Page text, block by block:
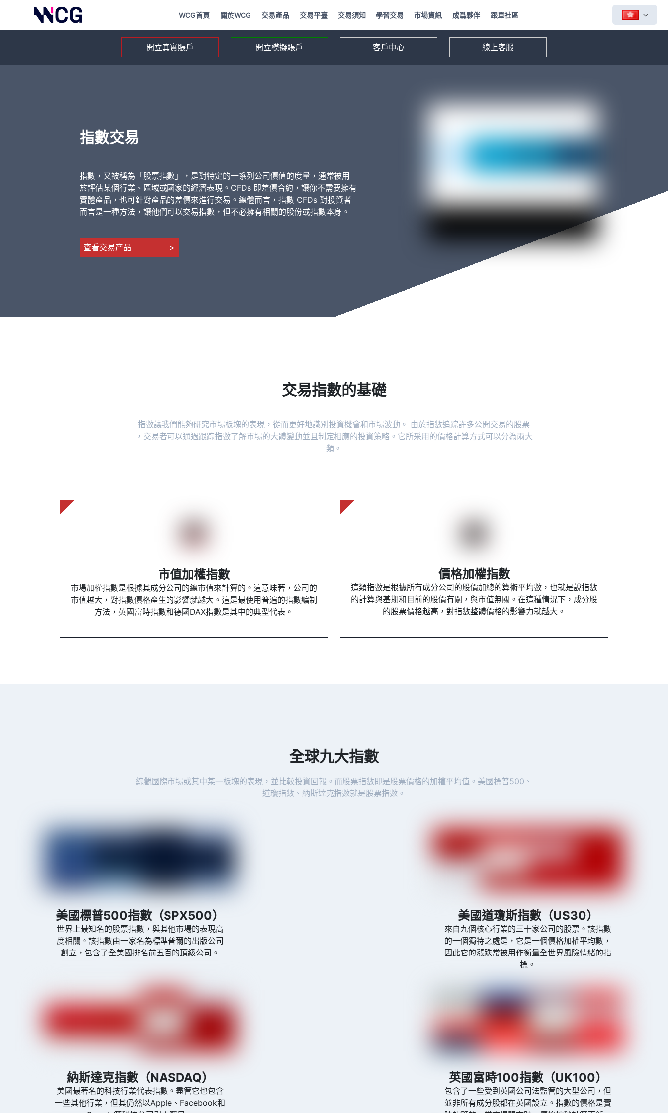
WCG首頁 關於WCG 交易產品 交易平臺 交易須知 學習交易 市場資訊 成爲夥伴 跟單社區
開立真實賬戶 開立模擬賬戶 客戶中心 線上客服
指數交易
指數，又被稱為「股票指數」，是對特定的一系列公司價值的度量，通常被用
於評估某個行業、區域或國家的經濟表現。CFDs 即差價合約，讓你不需要擁有
實體產品，也可針對產品的差價來進行交易。總體而言，指數 CFDs 對投資者
而言是一種方法，讓他們可以交易指數，但不必擁有相關的股份或指數本身。
查看交易产品 >
交易指數的基礎
指數讓我們能夠研究市場板塊的表現，從而更好地識別投資機會和市場波動。 由於指數追踪許多公開交易的股票
，交易者可以通過跟踪指數了解市場的大體變動並且制定相應的投資策略。它所采用的價格計算方式可以分為兩大
類。
市值加權指數
市場加權指數是根據其成分公司的總市值來計算的。這意味著，公司的
市值越大，對指數價格產生的影響就越大。這是最使用普遍的指數編制
方法，英國富時指數和德國DAX指數是其中的典型代表。
價格加權指數
這類指數是根據所有成分公司的股價加總的算術平均數，也就是說指數
的計算與基期和目前的股價有關，與市值無關。在這種情況下，成分股
的股票價格越高，對指數整體價格的影響力就越大。
全球九大指數
綜觀國際市場或其中某一板塊的表現，並比較投資回報。而股票指數即是股票價格的加權平均值。美國標普500、
道瓊指數、納斯達克指數就是股票指數。
美國標普500指數（SPX500）
世界上最知名的股票指數，與其他市場的表現高
度相關。該指數由一家名為標準普爾的出版公司
創立，包含了全美國排名前五百的頂級公司。
美國道瓊斯指數（US30）
來自九個核心行業的三十家公司的股票。該指數
的一個獨特之處是，它是一個價格加權平均數，
因此它的漲跌常被用作衡量全世界風險情緒的指
標。
納斯達克指數（NASDAQ）
美國最著名的科技行業代表指數。盡管它也包含
一些其他行業，但其仍然以Apple、Facebook和
英國富時100指數（UK100）
包含了一些受到英國公司法監管的大型公司，但
並非所有成分股都在英國設立。指數的價格是實